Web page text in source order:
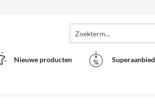
Nieuwe producten